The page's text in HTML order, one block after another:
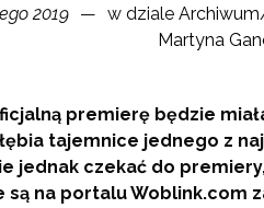
2019 w dziale Archiwum
Martyna
premierę będzie
tajemnice jednego z
jednak czekać do
na portalu Woblink.com